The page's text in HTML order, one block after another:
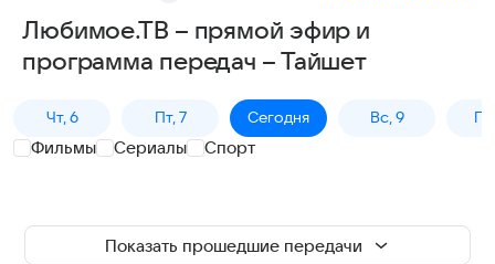
Любимое.ТВ – прямой эфир и
программа передач – Тайшет
Чт, 6 Пт, 7 Сегодня Вс, 9
Фильмы Сериалы Спорт
Показать прошедшие передачи